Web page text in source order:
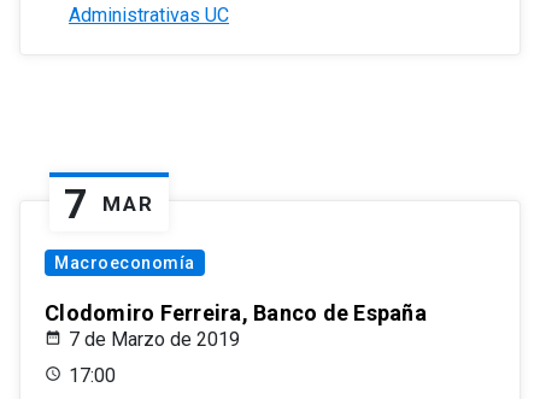
Administrativas UC
7 MAR
Macroeconomía
Clodomiro Ferreira, Banco de España
7 de Marzo de 2019
17:00